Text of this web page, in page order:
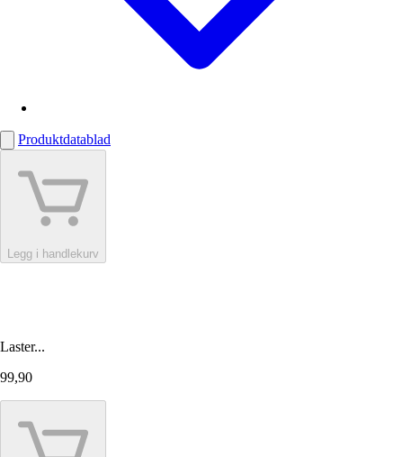
Produktdatablad
Legg i handlekurv
Laster...
99,90